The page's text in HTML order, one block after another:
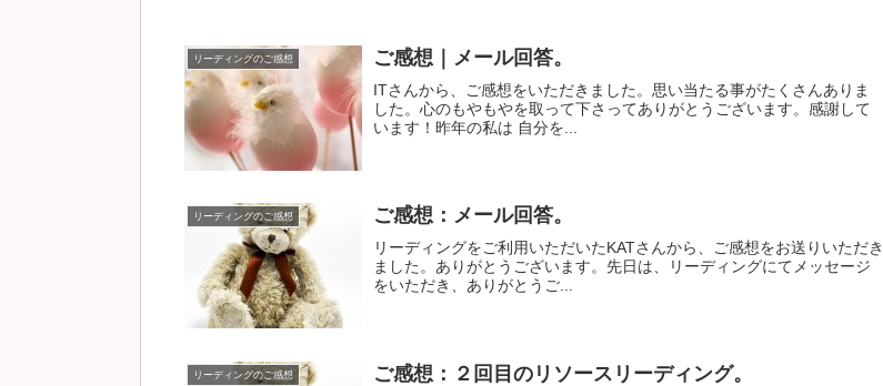
リーディングのご感想 ご感想｜メール回答。
ITさんから、ご感想をいただきました。思い当たる事がたくさんありま
した。心のもやもやを取って下さってありがとうございます。感謝して
います！昨年の私は 自分を...
リーディングのご感想 ご感想：メール回答。
リーディングをご利用いただいたKATさんから、ご感想をお送りいただき
ました。ありがとうございます。先日は、リーディングにてメッセージ
をいただき、ありがとうご...
リーディングのご感想 ご感想：２回目のリソースリーディング。